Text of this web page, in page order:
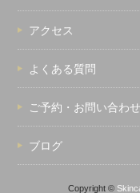
アクセス
よくある質問
ご予約・お問い合わせ
ブログ
Copyright ©